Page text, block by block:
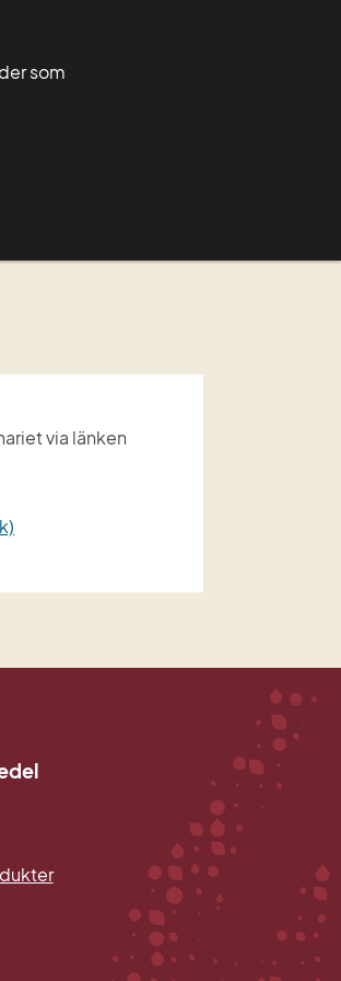
som
via länken
till annan webbplats.